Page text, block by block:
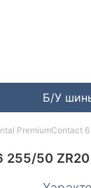
Б/У
255/50
PremiumContact